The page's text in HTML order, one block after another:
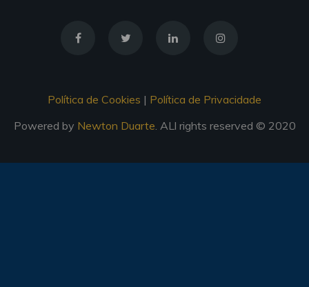
Política de Cookies | Política de Privacidade
Powered by Newton Duarte . ALl rights reserved © 2020